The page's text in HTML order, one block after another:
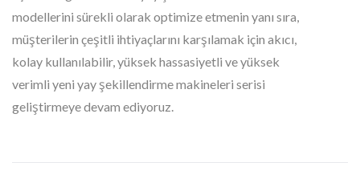
modellerini sürekli olarak optimize etmenin yanı sıra,
müşterilerin çeşitli ihtiyaçlarını karşılamak için akıcı,
kolay kullanılabilir, yüksek hassasiyetli ve yüksek
verimli yeni yay şekillendirme makineleri serisi
geliştirmeye devam ediyoruz.